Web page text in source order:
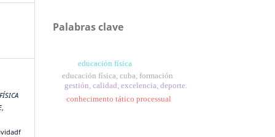
,
Palabras clave
educación física
educación física, cuba, formación
gestión, calidad, excelencia, deporte.
conhecimento tático processual